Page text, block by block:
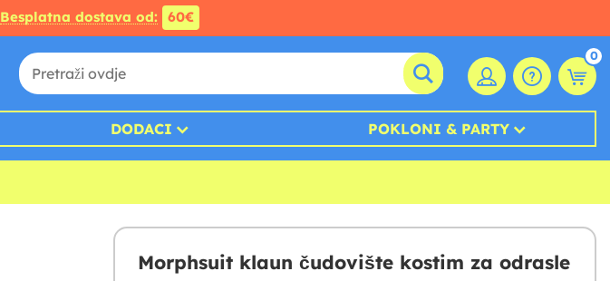
Besplatna dostava od: 60€
0
DODACI POKLONI & PARTY
Morphsuit klaun čudovište kostim za odrasle